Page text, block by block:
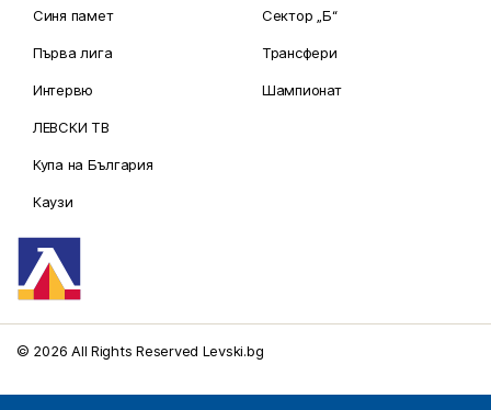
Синя памет
Първа лига
Интервю
ЛЕВСКИ ТВ
Купа на България
Каузи
Сектор „Б“
Трансфери
Шампионат
© 2026 All Rights Reserved Levski.bg